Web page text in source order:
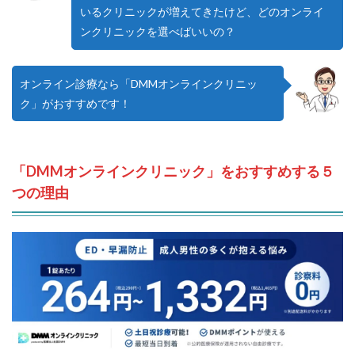
いるクリニックが増えてきたけど、どのオンライ
ンクリニックを選べばいいの？
オンライン診療なら「DMMオンラインクリニッ
ク」がおすすめです！
「DMMオンラインクリニック」をおすすめする５
つの理由